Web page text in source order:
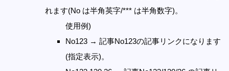
れます(No は半角英字/*** は半角数字)。
使用例)
No123 → 記事No123の記事リンクになります
(指定表示)。